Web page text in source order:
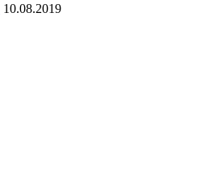
10.08.2019